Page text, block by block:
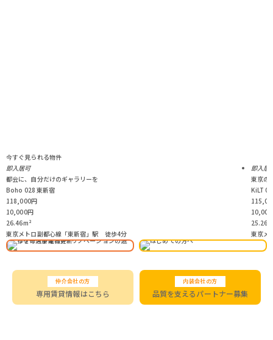
今すぐ見られる物件
即入居可
都会に、自分だけのギャラリーを
Boho 028 東新宿
118,000円
10,000円
26.46m²
東京メトロ副都心線「東新宿」駅 徒歩4分
即入居
東京の
KiLT
10,000
25.26
東京メ
仲介会社の方
専用賃貸情報はこちら
内装会社の方
品質を支えるパートナー募集